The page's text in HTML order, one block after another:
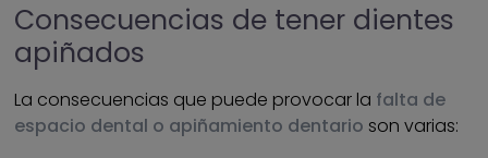
Consecuencias de tener dientes
apiñados
La consecuencias que puede provocar la falta de
espacio dental o apiñamiento dentario son varias: